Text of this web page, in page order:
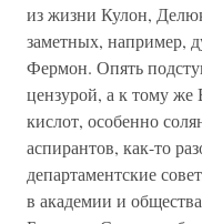
из жизни Кулон,
заметных, например,
Фермон. Опять
цензурой, а к тому же
кислот, особенно
аспирантов, как-то
департаментские
в академии и